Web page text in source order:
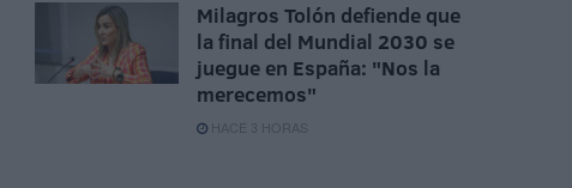
Milagros Tolón defiende que
la final del Mundial 2030 se
juegue en España: "Nos la
merecemos"
HACE 3 HORAS